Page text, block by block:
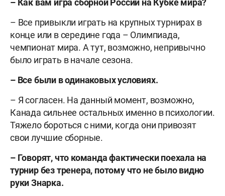
– Как вам игра сборной России на Кубке мира?
– Все привыкли играть на крупных турнирах в
конце или в середине года – Олимпиада,
чемпионат мира. А тут, возможно, непривычно
было играть в начале сезона.
– Все были в одинаковых условиях.
– Я согласен. На данный момент, возможно,
Канада сильнее остальных именно в психологии.
Тяжело бороться с ними, когда они привозят
свои лучшие сборные.
– Говорят, что команда фактически поехала на
турнир без тренера, потому что не было видно
руки Знарка.